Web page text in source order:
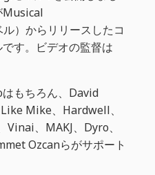
Musical
）からリリースしたコ
す。ビデオの監督は
もちろん、David
Mike、Hardwell、
、MAKJ、Dyro、
Ozcanらがサポート